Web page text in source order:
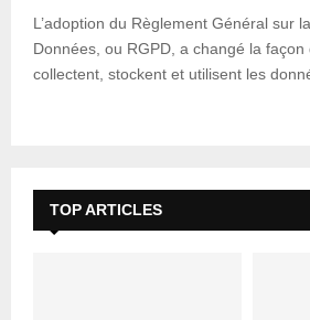
L’adoption du Règlement Général sur
Données, ou RGPD, a changé la
collectent, stockent et utilisent les
TOP ARTICLES